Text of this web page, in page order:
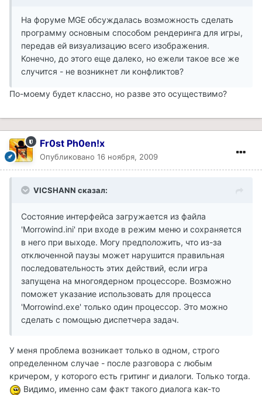
На форуме MGE обсуждалась возможность сделать
программу основным способом рендеринга для игры,
передав ей визуализацию всего изображения.
Конечно, до этого еще далеко, но ежели такое все же
случится - не возникнет ли конфликтов?
По-моему будет классно, но разве это осуществимо?
Fr0st Ph0en!x
Опубликовано 16 ноября, 2009
VICSHANN сказал:
Состояние интерфейса загружается из файла
'Morrowind.ini' при входе в режим меню и сохраняется
в него при выходе. Могу предположить, что из-за
отключенной паузы может нарушится правильная
последовательность этих действий, если игра
запущена на многоядерном процессоре. Возможно
поможет указание использовать для процесса
'Morrowind.exe' только один процессор. Это можно
сделать с помощью диспетчера задач.
У меня проблема возникает только в одном, строго
определенном случае - после разговора с любым
кричером, у которого есть гритинг и диалоги. Только тогда.
Видимо, именно сам факт такого диалога как-то